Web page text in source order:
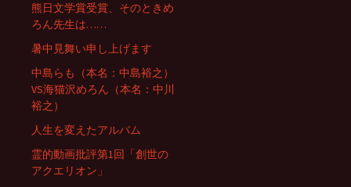
熊日文学賞受賞、そのときめ
ろん先生は……
暑中見舞い申し上げます
中島らも（本名：中島裕之）
VS海猫沢めろん（本名：中川
裕之）
人生を変えたアルバム
霊的動画批評第1回「創世の
アクエリオン」